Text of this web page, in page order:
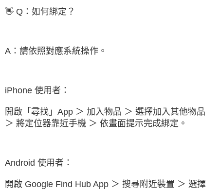
👋 Q：如何綁定？
A：請依照對應系統操作。
iPhone 使用者：
開啟「尋找」App ＞ 加入物品 ＞ 選擇加入其他物品
＞ 將定位器靠近手機 ＞ 依畫面提示完成綁定。
Android 使用者：
開啟 Google Find Hub App ＞ 搜尋附近裝置 ＞ 選擇